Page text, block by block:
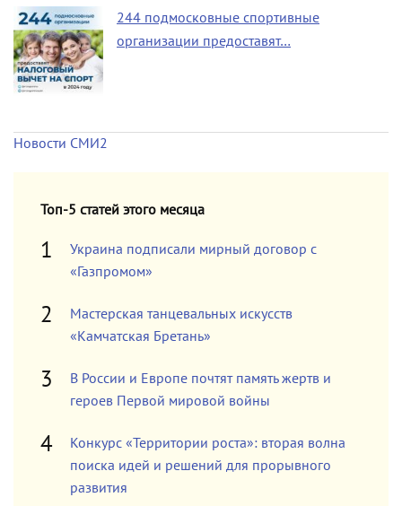
244 подмосковные спортивные
организации предоставят…
Новости СМИ2
Топ-5 статей этого месяца
Украина подписали мирный договор с
«Газпромом»
Мастерская танцевальных искусств
«Камчатская Бретань»
В России и Европе почтят память жертв и
героев Первой мировой войны
Конкурс «Территории роста»: вторая волна
поиска идей и решений для прорывного
развития